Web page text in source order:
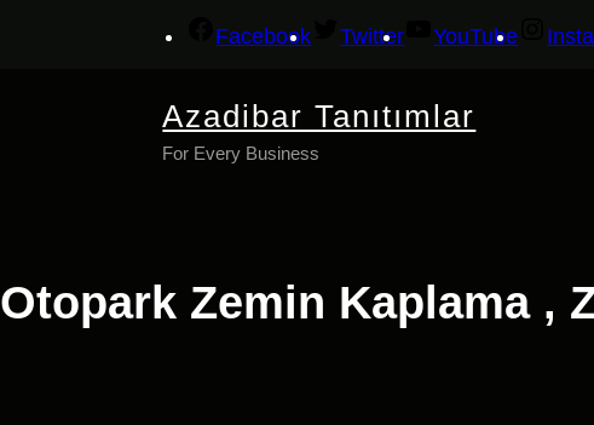
Facebook Twitter YouTube
Azadibar Tanıtımlar
For Every Business
Otopark Zemin Kaplama ,